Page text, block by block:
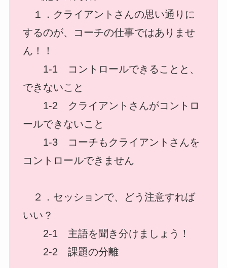
１．クライアントさんの思い通りに
するのが、コーチの仕事ではありませ
ん！！
1-1 コントロールできることと、
できないこと
1-2 クライアントさんがコントロ
ールできないこと
1-3 コーチもクライアントさんを
コントロールできません
２．セッションで、どう注意すれば
いい？
2-1 主語を聞き分けましょう！
2-2 課題の分離